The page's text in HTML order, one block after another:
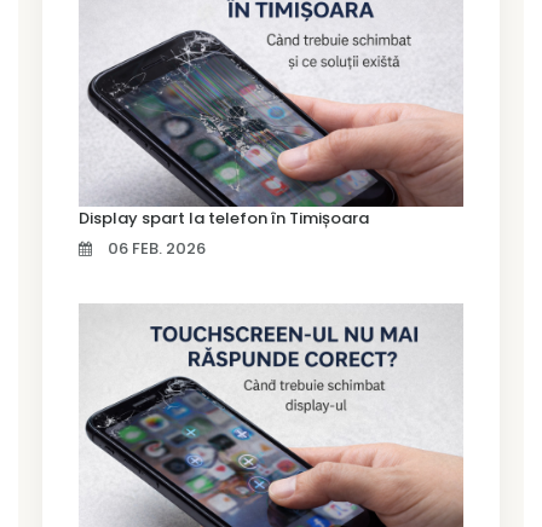
Display spart la telefon în Timișoara
06 FEB. 2026